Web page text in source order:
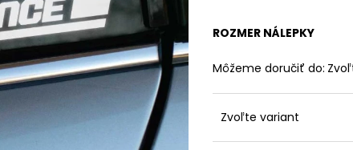
ROZMER NÁLEPKY
Môžeme doručiť do:
Zvoľte variant